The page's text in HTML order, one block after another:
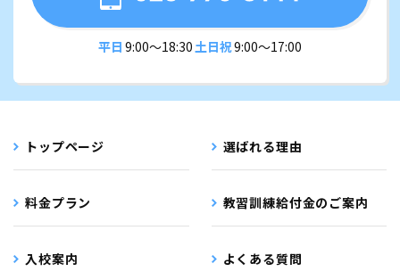
平日 9:00〜18:30 土日祝9:00〜17:00
トップページ 選ばれる理由
料金プラン 教習訓練給付金のご案内
入校案内 よくある質問